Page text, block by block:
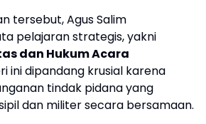
tersebut, Agus Salim
pelajaran strategis, yakni
dan Hukum Acara
ini dipandang krusial karena
tindak pidana yang
dan militer secara bersamaan.